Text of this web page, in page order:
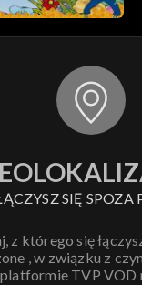
SIĘ SPOZA
z którego się
, w związku z
TVP VOD